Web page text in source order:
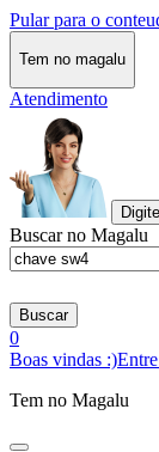
Pular para o
Tem no magalu
Atendimento
Buscar no Magalu
Buscar
0
Boas vindas :)
Tem no Magalu